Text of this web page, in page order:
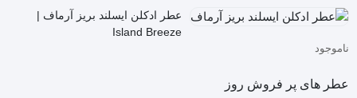
اصلی
2,500,000 تومان
بود.
فعلی
1,900,000 تومان
است.
عطر ادکلن ایسلند بریز آرماف |
Island Breeze
ناموجود
عطر های پر فروش روز